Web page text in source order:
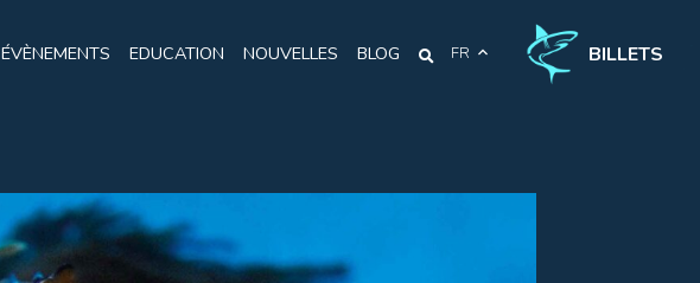
FR
ÉVÈNEMENTS EDUCATION NOUVELLES BLOG BILLETS